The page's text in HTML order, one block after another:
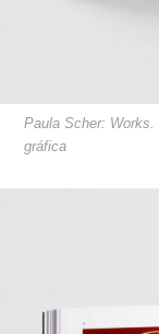
Paula Scher:
gráfica